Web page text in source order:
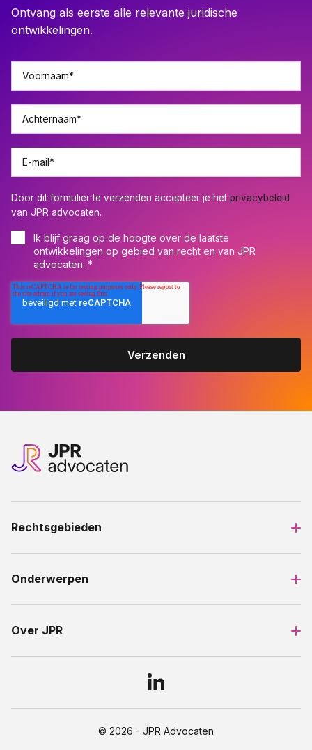
Ontvang als eerste alle relevante juridische
ontwikkelingen.
Voornaam*
Achternaam*
E-mail*
Door dit formulier te verzenden accepteer je het privacybeleid
van JPR advocaten.
Ik blijf graag op de hoogte over de laatste
ontwikkelingen op gebied van recht en van JPR
advocaten. *
Rechtsgebieden
Onderwerpen
Over JPR
© 2026 - JPR Advocaten